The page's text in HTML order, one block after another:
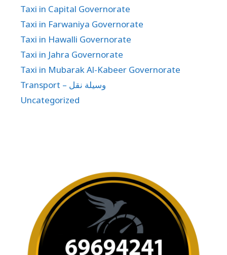
Taxi in Capital Governorate
Taxi in Farwaniya Governorate
Taxi in Hawalli Governorate
Taxi in Jahra Governorate
Taxi in Mubarak Al-Kabeer Governorate
Transport – وسيلة نقل
Uncategorized